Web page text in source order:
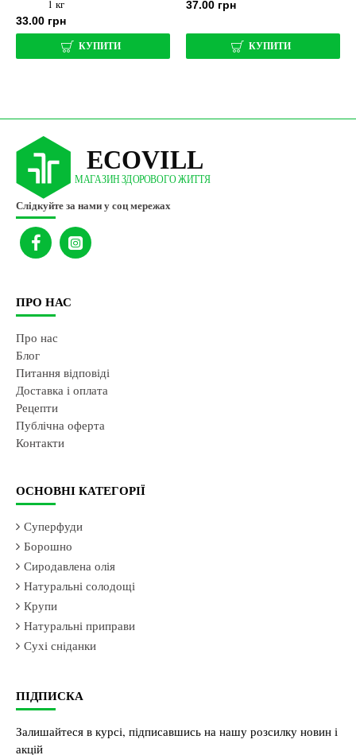
37.00 грн 60.00 грн
Слідкуйте за нами у соц мережах
ПРО НАС
Про нас
Блог
Питання відповіді
Доставка і оплата
Рецепти
Публічна оферта
Контакти
ОСНОВНІ КАТЕГОРІЇ
Суперфуди
Борошно
Сиродавлена олія
Натуральні солодощі
Крупи
Натуральні приправи
Сухі сніданки
ПІДПИСКА
Залишайтеся в курсі, підписавшись на нашу розсилку новин і
акцій